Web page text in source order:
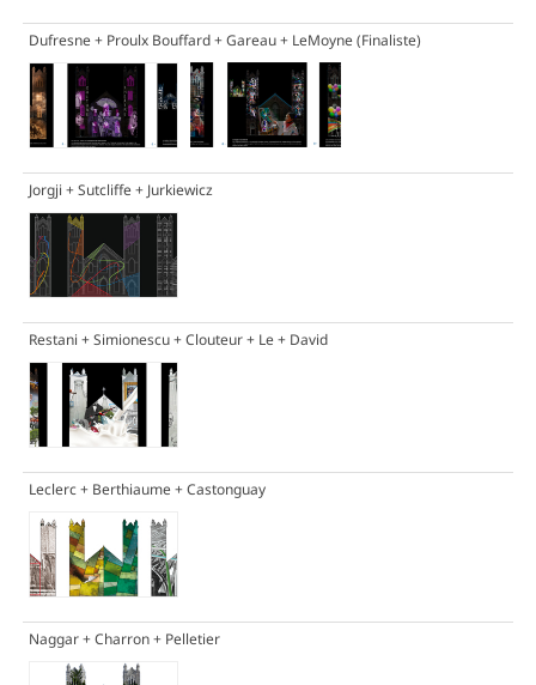
Dufresne + Proulx Bouffard + Gareau + LeMoyne(Finaliste)
Jorgji + Sutcliffe + Jurkiewicz
Restani + Simionescu + Clouteur + Le + David
Leclerc + Berthiaume + Castonguay
Naggar + Charron + Pelletier